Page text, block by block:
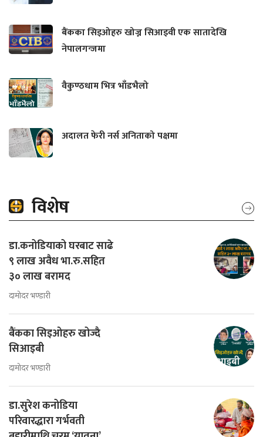
बैंकका सिइओहरु खोज्न सिआइवी एक सातादेखि
नेपालगन्जमा
वैकुण्ठधाम भित्र भाँडभैलो
अदालत फेरी नर्स अनिताको पक्षमा
विशेष
डा.कनोडियाको घरबाट साढे
९ लाख अवैध भा.रु.सहित
३० लाख बरामद
दामोदर भण्डारी
बैंकका सिइओहरु खोज्दै
सिआइबी
दामोदर भण्डारी
डा.सुरेश कनोडिया
परिवारद्धारा गर्भवती